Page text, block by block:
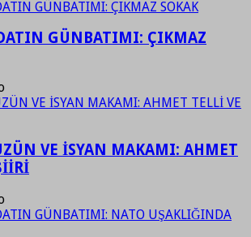
GÜNBATIMI: ÇIKMAZ
VE İSYAN MAKAMI: AHMET